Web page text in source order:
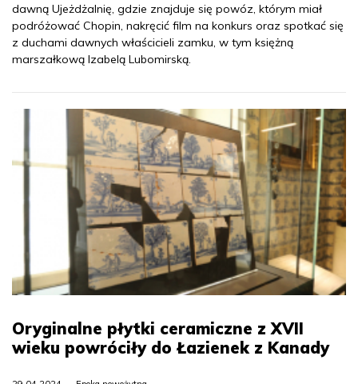
dawną Ujeżdżalnię, gdzie znajduje się powóz, którym miał
podróżować Chopin, nakręcić film na konkurs oraz spotkać się
z duchami dawnych właścicieli zamku, w tym księżną
marszałkową Izabelą Lubomirską.
Oryginalne płytki ceramiczne z XVII
wieku powróciły do Łazienek z Kanady